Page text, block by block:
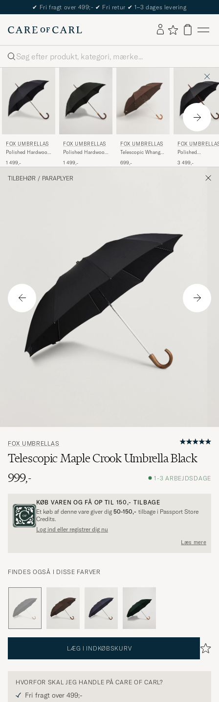
✔ Fri fragt over 499;- ✔ Fri retur ✔ 1–3 dages levering
Søg
FOX UMBRELLAS
Polished Hardwood
1 499,-
FOX UMBRELLAS
Polished Hardwood
Green
1 499,-
FOX UMBRELLAS
Telescopic Whangee
Brown
699,-
FOX
Polished
Umbrella Black
3 499,-
TILBEHØR / PARAPLYER
FOX UMBRELLAS
Telescopic Maple Crook Umbrella Black
999,-
1-3 ARBEJDSDAGE
KØB VAREN OG FÅ OP TIL 150,- TILBAGE
Et køb af denne vare giver dig 50-150,- tilbage i Passport Store
Credits.
Log ind eller registrer dig nu
Læs mere
FINDES OGSÅ I DISSE FARVER
LÆG I INDKØBSKURV
HVORFOR SKAL JEG HANDLE PÅ CARE OF CARL?
Fri fragt over 499;-